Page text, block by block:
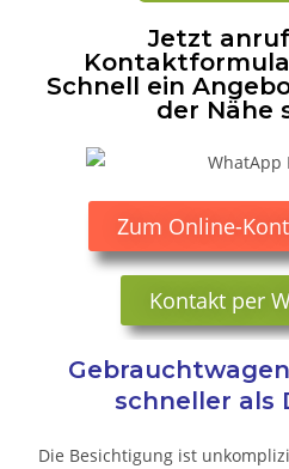
Jetzt
Schnell ein
der Nähe
Zum Online-
Kontakt per
schneller als
Die Besichtigung ist